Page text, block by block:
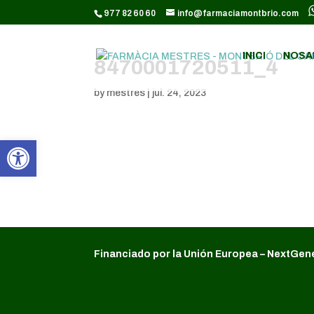
Obre la barra d'eines
CODI GOOGLE ANALYTICS:
977 82 60 60 info@farmaciamontbrio.com
INICI
8470001720511_4
by mestres | jul. 24, 2023
Financiado por la Unión Europea –